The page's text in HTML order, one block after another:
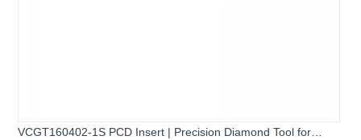
VCGT160402-1S PCD Insert | Precision Diamond Tool for